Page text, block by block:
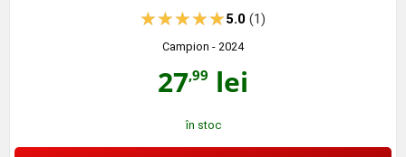
5.0(1)
Campion - 2024
27,99 lei
în stoc